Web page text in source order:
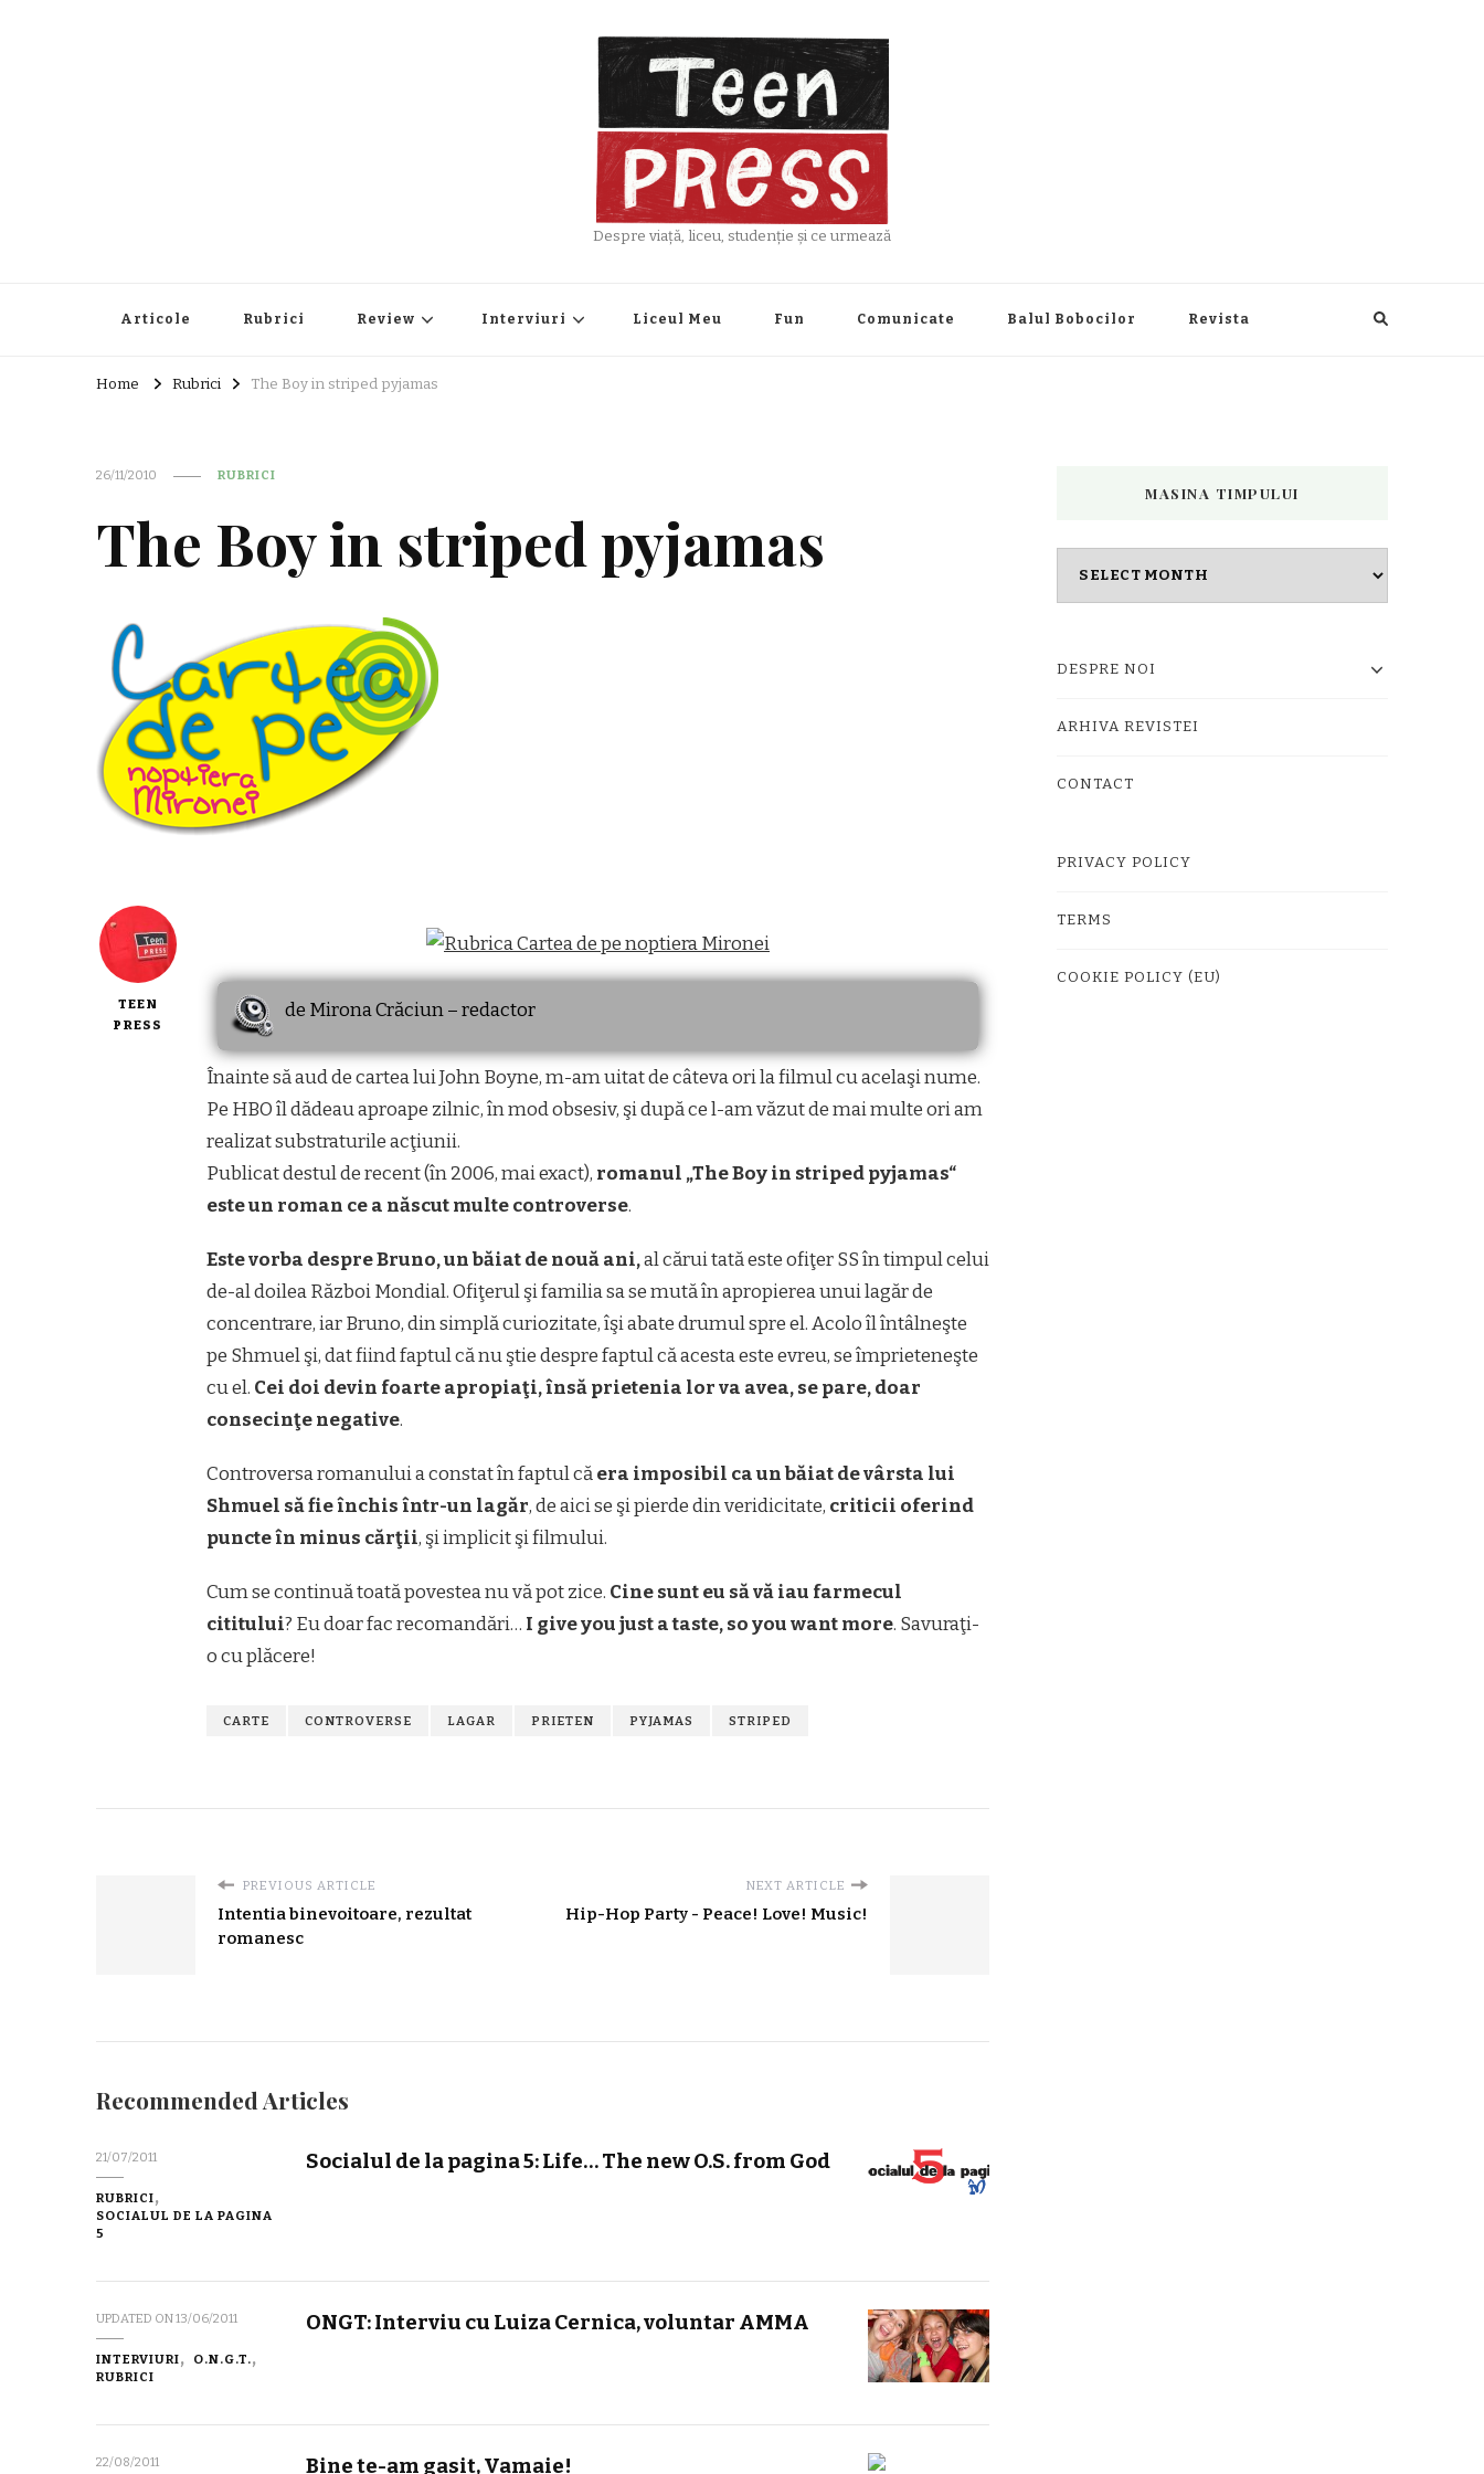
Despre viață, liceu, studenție și ce urmează
Articole Rubrici Review Interviuri Liceul Meu Fun Comunicate Balul Bobocilor Revista
Home Rubrici The Boy in striped pyjamas
26/11/2010 RUBRICI
The Boy in striped pyjamas
TEEN
PRESS
de Mirona Crăciun – redactor
Înainte să aud de cartea lui John Boyne, m-am uitat de câteva ori la filmul cu acelaşi nume.
Pe HBO îl dădeau aproape zilnic, în mod obsesiv, şi după ce l-am văzut de mai multe ori am
realizat substraturile acţiunii.
Publicat destul de recent (în 2006, mai exact), romanul „The Boy in striped pyjamas“
este un roman ce a născut multe controverse.
Este vorba despre Bruno, un băiat de nouă ani,al cărui tată este ofiţer SS în timpul celui
de-al doilea Război Mondial. Ofiţerul şi familia sa se mută în apropierea unui lagăr de
concentrare, iar Bruno, din simplă curiozitate, îşi abate drumul spre el. Acolo îl întâlneşte
pe Shmuel şi, dat fiind faptul că nu ştie despre faptul că acesta este evreu, se împrieteneşte
cu el. Cei doi devin foarte apropiaţi, însă prietenia lor va avea, se pare, doar
consecinţe negative.
Controversa romanului a constat în faptul căera imposibil ca un băiat de vârsta lui
Shmuel să fie închis într-un lagăr, de aici se şi pierde din veridicitate, criticii oferind
puncte în minus cărţii, şi implicit şi filmului.
Cum se continuă toată povestea nu vă pot zice. Cine sunt eu să vă iau farmecul
cititului? Eu doar fac recomandări… I give you just a taste, so you want more. Savuraţi-
o cu plăcere!
CARTE CONTROVERSE LAGAR PRIETEN PYJAMAS STRIPED
PREVIOUS ARTICLE
Intentia binevoitoare, rezultat
romanesc
NEXT ARTICLE
Hip-Hop Party - Peace! Love! Music!
Recommended Articles
21/07/2011
RUBRICI
SOCIALUL DE LA PAGINA
5
Socialul de la pagina 5: Life… The new O.S. from God
UPDATED ON13/06/2011
INTERVIURI
O.N.G.T.
RUBRICI
ONGT: Interviu cu Luiza Cernica, voluntar AMMA
22/08/2011 Bine te-am gasit, Vamaie!
MASINA TIMPULUI
DESPRE NOI
ARHIVA REVISTEI
CONTACT
PRIVACY POLICY
TERMS
COOKIE POLICY (EU)